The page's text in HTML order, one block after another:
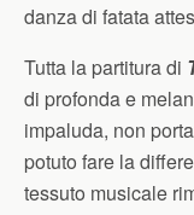
danza di fatata
Tutta la partitura di
di profonda e
impaluda, non
potuto fare la
tessuto musicale